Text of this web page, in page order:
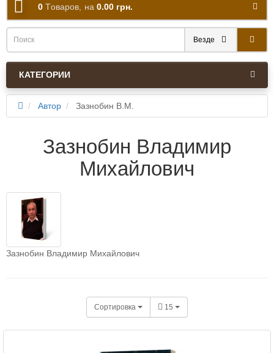
0 Tоваров, на 0.00 грн.
Везде
КАТЕГОРИИ
Автор Зазнобин В.М.
Зазнобин Владимир
Михайлович
Зазнобин Владимир Михайлович
Сортировка 15